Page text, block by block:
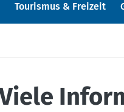
Tourismus & Freizeit